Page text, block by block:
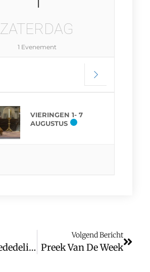
ZATERDAG
1 Evenement
VIERINGEN 1- 7
AUGUSTUS
Parochiemededelingen (wk. 42)
Volgend Bericht
Preek Van De Week